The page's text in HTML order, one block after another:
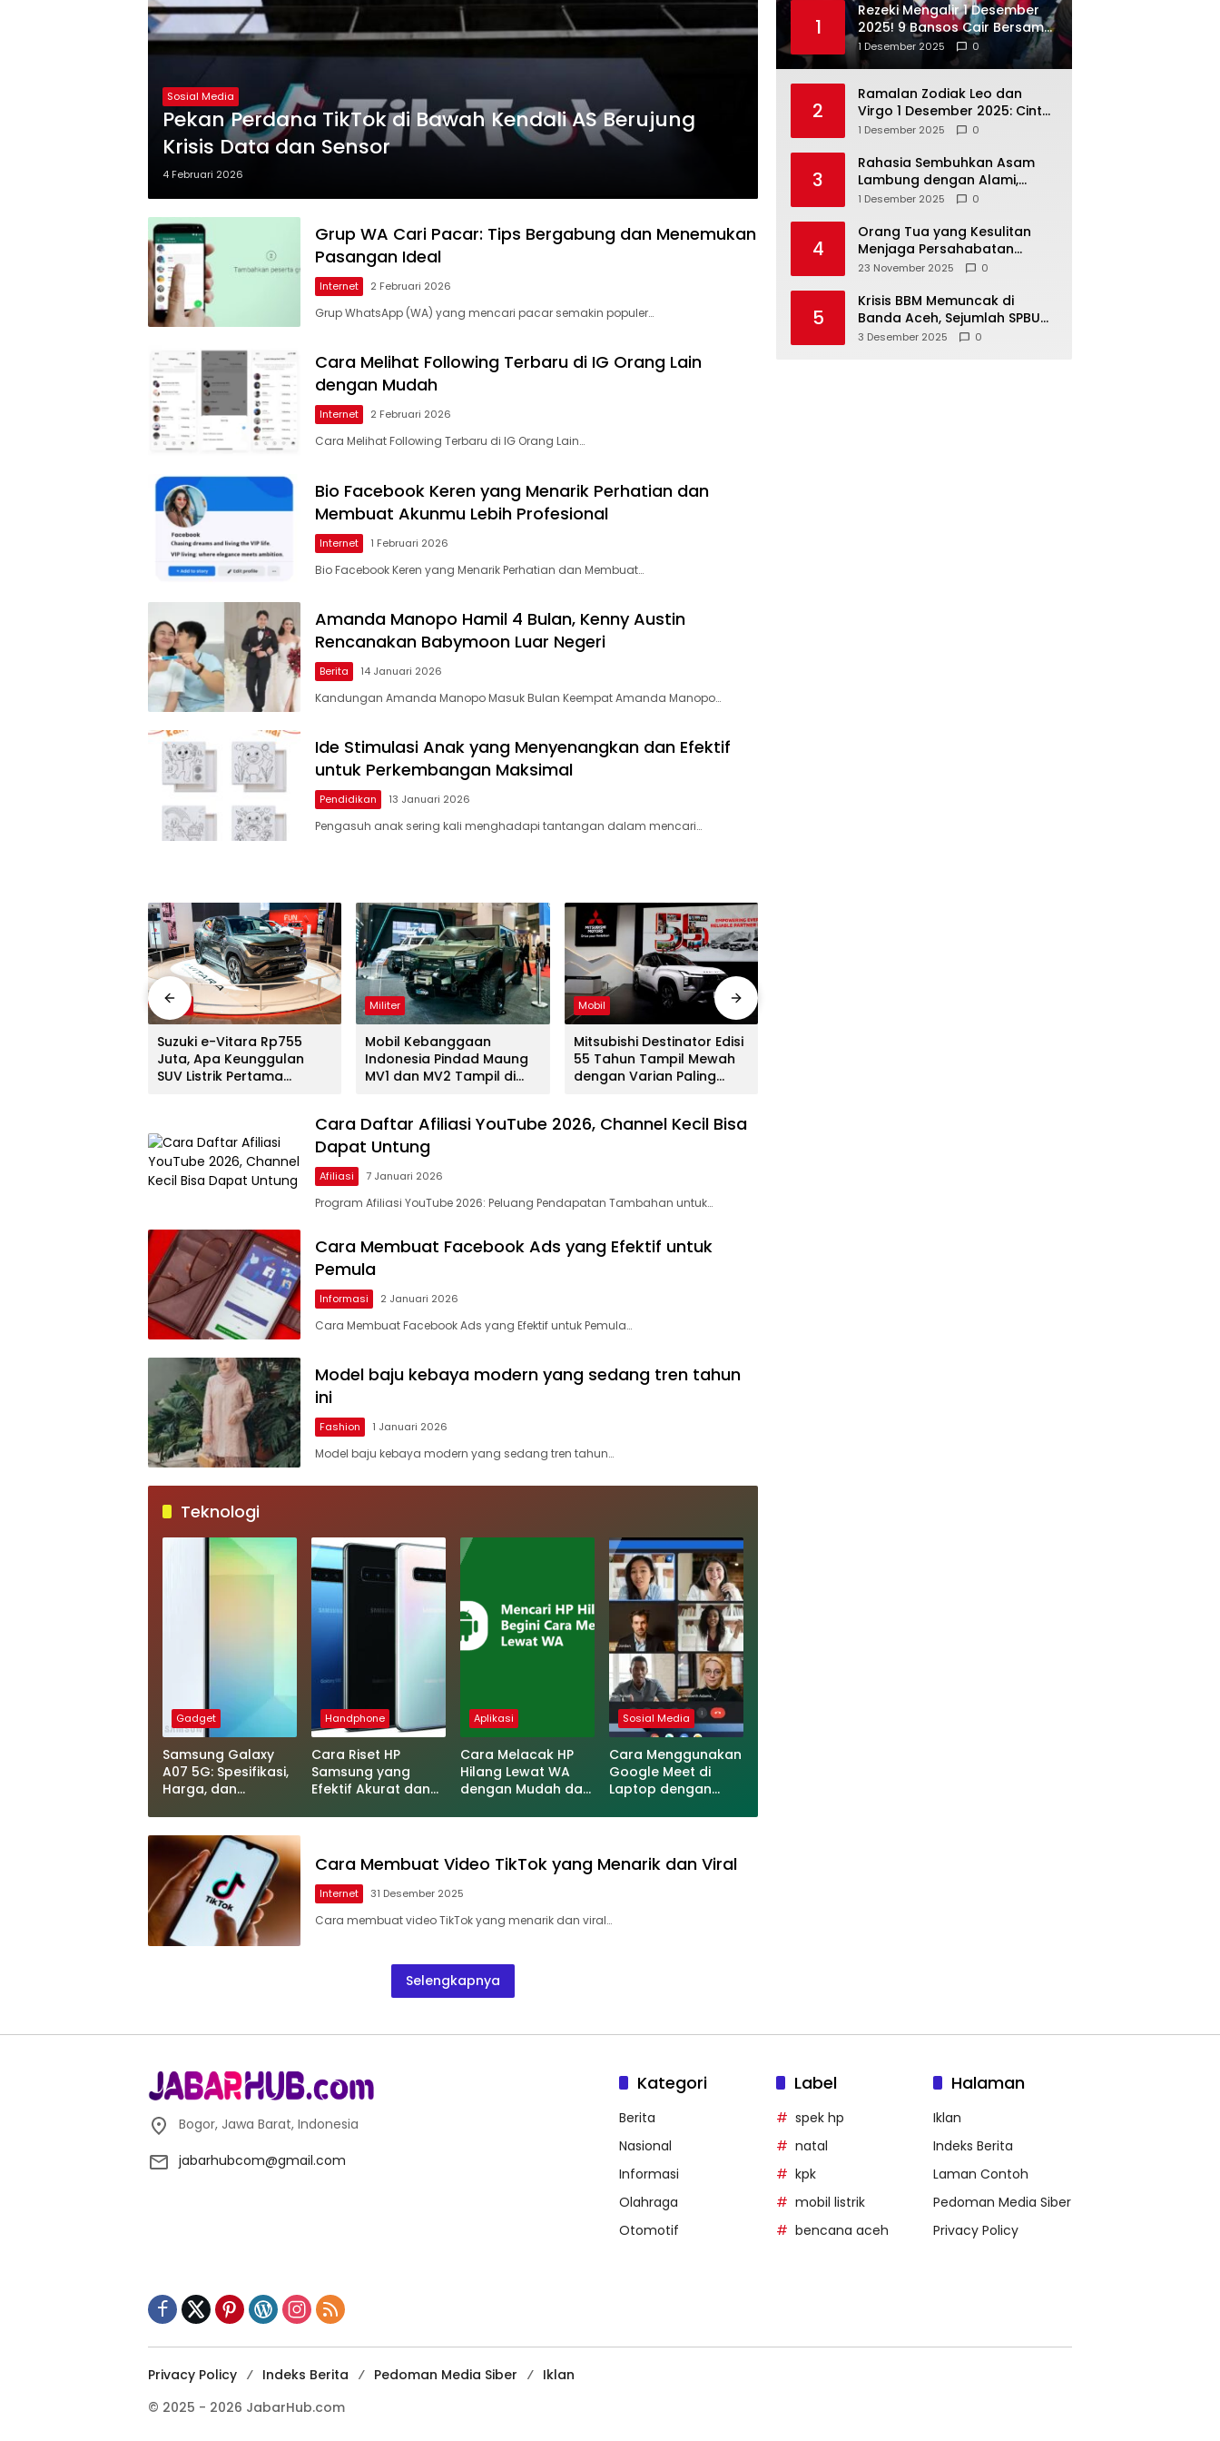
Sosial Media
Pekan Perdana TikTok di Bawah Kendali AS Berujung
Krisis Data dan Sensor
4 Februari 2026
Grup WA Cari Pacar: Tips Bergabung dan Menemukan
Pasangan Ideal
Internet 2 Februari 2026
Grup WhatsApp (WA) yang mencari pacar semakin populer…
Cara Melihat Following Terbaru di IG Orang Lain
dengan Mudah
Internet 2 Februari 2026
Cara Melihat Following Terbaru di IG Orang Lain…
Bio Facebook Keren yang Menarik Perhatian dan
Membuat Akunmu Lebih Profesional
Internet 1 Februari 2026
Bio Facebook Keren yang Menarik Perhatian dan Membuat…
Amanda Manopo Hamil 4 Bulan, Kenny Austin
Rencanakan Babymoon Luar Negeri
Berita 14 Januari 2026
Kandungan Amanda Manopo Masuk Bulan Keempat Amanda Manopo…
Ide Stimulasi Anak yang Menyenangkan dan Efektif
untuk Perkembangan Maksimal
Pendidikan 13 Januari 2026
Pengasuh anak sering kali menghadapi tantangan dalam mencari…
Mobil
Suzuki e-Vitara Rp755
Juta, Apa Keunggulan
SUV Listrik Pertama
Militer
Mobil Kebanggaan
Indonesia Pindad Maung
MV1 dan MV2 Tampil di
Mobil
Mitsubishi Destinator Edisi
55 Tahun Tampil Mewah
dengan Varian Paling
Cara Daftar Afiliasi YouTube 2026, Channel Kecil Bisa
Dapat Untung
Afiliasi 7 Januari 2026
Program Afiliasi YouTube 2026: Peluang Pendapatan Tambahan untuk…
Cara Membuat Facebook Ads yang Efektif untuk
Pemula
Informasi 2 Januari 2026
Cara Membuat Facebook Ads yang Efektif untuk Pemula…
Model baju kebaya modern yang sedang tren tahun
ini
Fashion 1 Januari 2026
Model baju kebaya modern yang sedang tren tahun…
Teknologi
Gadget
Samsung Galaxy
A07 5G: Spesifikasi,
Harga, dan
Handphone
Cara Riset HP
Samsung yang
Efektif Akurat dan
Aplikasi
Cara Melacak HP
Hilang Lewat WA
dengan Mudah dan
Sosial Media
Cara Menggunakan
Google Meet di
Laptop dengan
Cara Membuat Video TikTok yang Menarik dan Viral
Internet 31 Desember 2025
Cara membuat video TikTok yang menarik dan viral…
Selengkapnya
1
Rezeki Mengalir 1 Desember
2025! 9 Bansos Cair Bersama:
PKH, BPNT, dan KKS Mandiri
Double
1 Desember 2025 0
2
Ramalan Zodiak Leo dan
Virgo 1 Desember 2025: Cinta,
Karir, Kesehatan, dan
1 Desember 2025 0
3
Rahasia Sembuhkan Asam
Lambung dengan Alami,
Nomor 4 Disalahpahami
1 Desember 2025 0
4
Orang Tua yang Kesulitan
Menjaga Persahabatan
Biasanya Lakukan 8 Hal Ini
23 November 2025 0
5
Krisis BBM Memuncak di
Banda Aceh, Sejumlah SPBU
Tutup Total
3 Desember 2025 0
Bogor, Jawa Barat, Indonesia
jabarhubcom@gmail.com
Kategori
Berita
Nasional
Informasi
Olahraga
Otomotif
Label
spek hp
natal
kpk
mobil listrik
bencana aceh
Halaman
Iklan
Indeks Berita
Laman Contoh
Pedoman Media Siber
Privacy Policy
Privacy Policy Indeks Berita Pedoman Media Siber
Iklan
© 2025 - 2026 JabarHub.com